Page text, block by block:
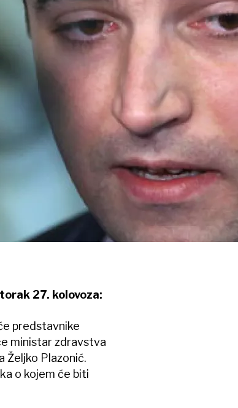
27. kolovoza:
predstavnike
ministar zdravstva
Željko Plazonić.
o kojem će biti